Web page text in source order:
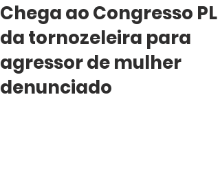
Chega ao Congresso PL
da tornozeleira para
agressor de mulher
denunciado